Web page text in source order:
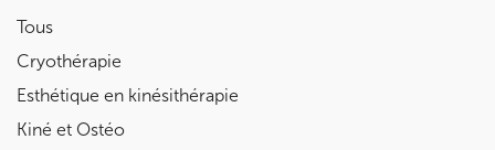
Tous
Cryothérapie
Esthétique en kinésithérapie
Kiné et Ostéo